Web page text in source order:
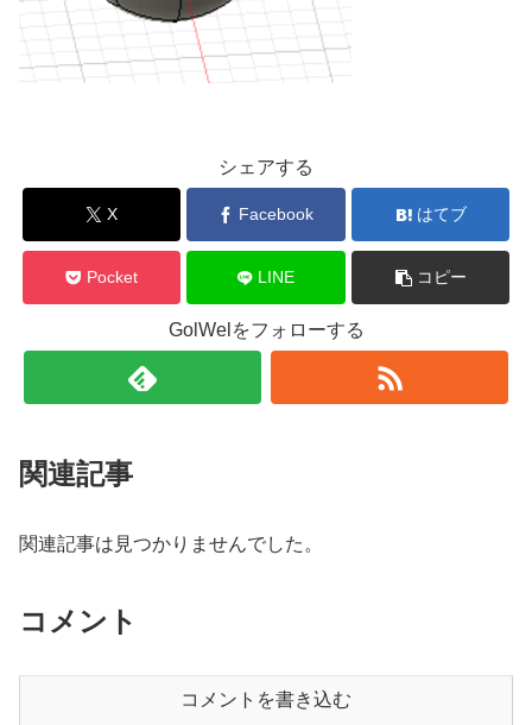
シェアする
X Facebook はてブ
Pocket LINE コピー
GolWelをフォローする
関連記事
関連記事は見つかりませんでした。
コメント
コメントを書き込む